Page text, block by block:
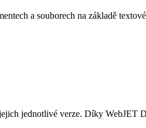
a souborech na základě
jednotlivé verze. Díky WebJET